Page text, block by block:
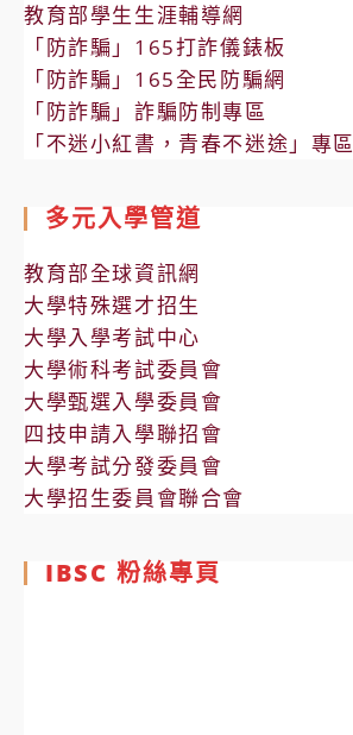
教育部學生生涯輔導網
「防詐騙」165打詐儀錶板
「防詐騙」165全民防騙網
「防詐騙」詐騙防制專區
「不迷小紅書，青春不迷途」專區
多元入學管道
教育部全球資訊網
大學特殊選才招生
大學入學考試中心
大學術科考試委員會
大學甄選入學委員會
四技申請入學聯招會
大學考試分發委員會
大學招生委員會聯合會
IBSC 粉絲專頁